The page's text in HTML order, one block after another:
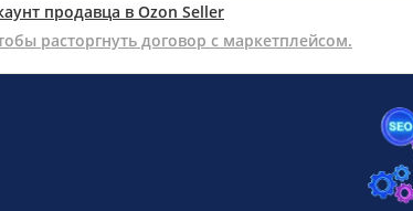
продавца в Ozon Seller
расторгнуть договор с маркетплейсом.